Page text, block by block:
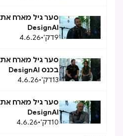
סער גיל מארח את
DesignAI
9דק׳•
4.6.26
סער גיל מארח את
בכנס DesignAI
13דק׳•
4.6.26
סער גיל מארח את
DesignAI
10דק׳•
4.6.26